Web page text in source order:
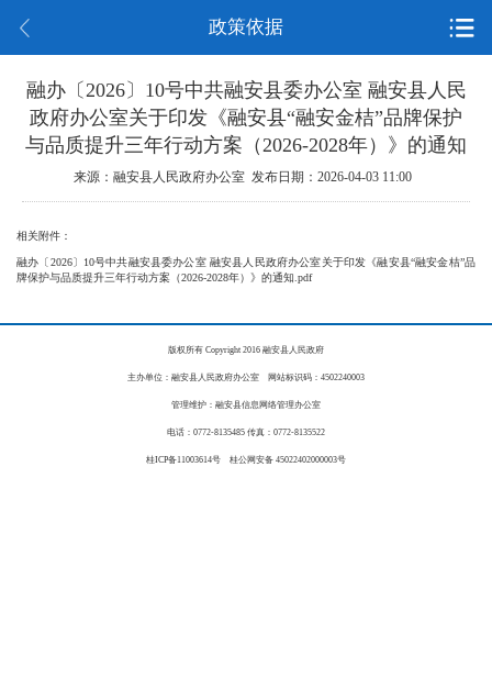
政策依据
融办〔2026〕10号中共融安县委办公室 融安县人民
政府办公室关于印发《融安县“融安金桔”品牌保护
与品质提升三年行动方案（2026-2028年）》的通知
来源：融安县人民政府办公室 发布日期：2026-04-03 11:00
相关附件：
融办〔2026〕10号中共融安县委办公室 融安县人民政府办公室关于印发《融安县“融安金桔”品
牌保护与品质提升三年行动方案（2026-2028年）》的通知.pdf
版权所有 Copyright 2016 融安县人民政府
主办单位：融安县人民政府办公室 网站标识码：4502240003
管理维护：融安县信息网络管理办公室
电话：0772-8135485 传真：0772-8135522
桂ICP备11003614号 桂公网安备 45022402000003号